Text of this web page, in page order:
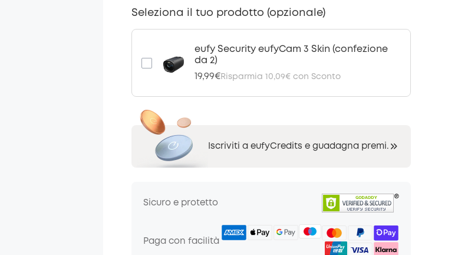
Seleziona il tuo prodotto (opzionale)
eufy Security eufyCam 3 Skin (confezione
da 2)
19,99€Risparmia 10,09€ con Sconto
Iscriviti a eufyCredits e guadagna premi.
Sicuro e protetto
Paga con facilità